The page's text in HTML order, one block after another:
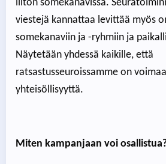
liiton somekanavissa.
viestejä kannattaa levittää myös
somekanaviin ja -ryhmiin ja
Näytetään yhdessä kaikille, että
ratsastusseuroissamme on
yhteisöllisyyttä.
Miten kampanjaan voi